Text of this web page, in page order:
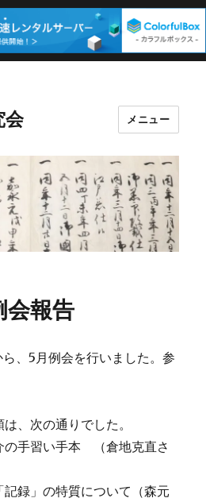
会 メニュー
会報告
、5月例会を行いました。参
、次の通りでした。
の手習い手本 （倉地克直さ
記録」の特質について（森元